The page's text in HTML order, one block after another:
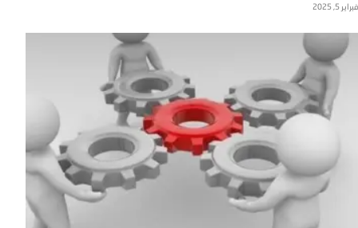
فبراير 5, 2025